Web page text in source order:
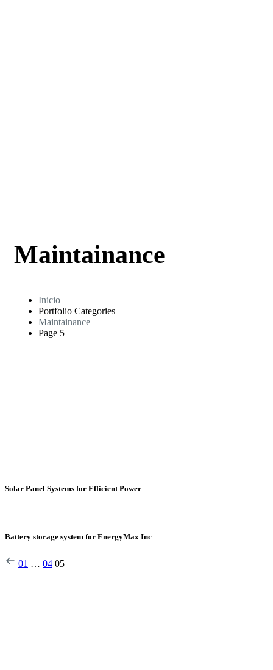
Maintainance
Inicio
Portfolio Categories
Maintainance
Page 5
Solar Panel Systems for Efficient Power
Battery storage system for EnergyMax Inc
01 … 04 05